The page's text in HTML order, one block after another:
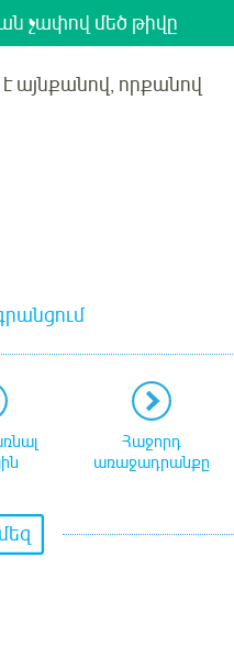
չափով մեծ թիվը
է այնքանով, որքանով
Հաջորդ
առաջադրանքը